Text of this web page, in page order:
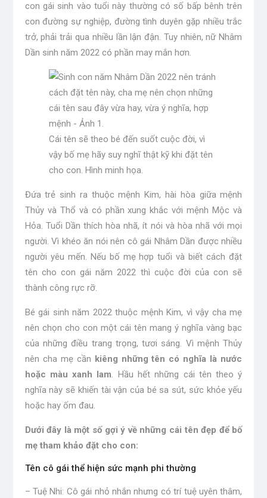
con gái sinh vào tuổi này thường có số bấp bênh trên
con đường sự nghiệp, đường tình duyên gặp nhiều trắc
trở, phải trải qua nhiều lần lận đận. Tuy nhiên, nữ Nhâm
Dần sinh năm 2022 có phần may mắn hơn.
Cái tên sẽ theo bé đến suốt cuộc đời, vì
vậy bố mẹ hãy suy nghĩ thật kỹ khi đặt tên
cho con. Hình minh họa.
Đứa trẻ sinh ra thuộc mệnh Kim, hài hòa giữa mệnh
Thủy và Thổ và có phần xung khắc với mệnh Mộc và
Hỏa. Tuổi Dần thích hòa nhã, ít nói và hòa nhã với mọi
người. Vì khéo ăn nói nên cô gái Nhâm Dần được nhiều
người yêu mến. Nếu bố mẹ hợp tuổi và biết cách đặt
tên cho con gái năm 2022 thì cuộc đời của con sẽ
thành công rực rỡ.
Bé gái sinh năm 2022 thuộc mệnh Kim, vì vậy cha mẹ
nên chọn cho con một cái tên mang ý nghĩa vàng bạc
của những điều trang trọng, tươi sáng. Vì mệnh Thủy
nên cha mẹ cần kiêng những tên có nghĩa là nước
hoặc màu xanh lam. Hầu hết những cái tên theo ý
nghĩa này sẽ khiến tài vận của bé sa sút, sức khỏe yếu
hoặc hay ốm đau.
Dưới đây là một số gợi ý về những cái tên đẹp để bố
mẹ tham khảo đặt cho con:
Tên cô gái thể hiện sức mạnh phi thường
– Tuệ Nhi: Cô gái nhỏ nhắn nhưng có trí tuệ uyên thâm,